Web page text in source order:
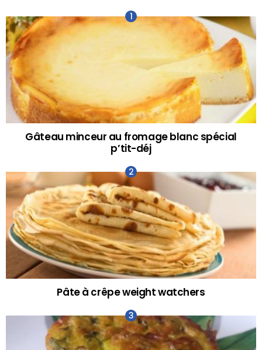
Gâteau minceur au fromage blanc spécial
p’tit-déj
Pâte à crêpe weight watchers